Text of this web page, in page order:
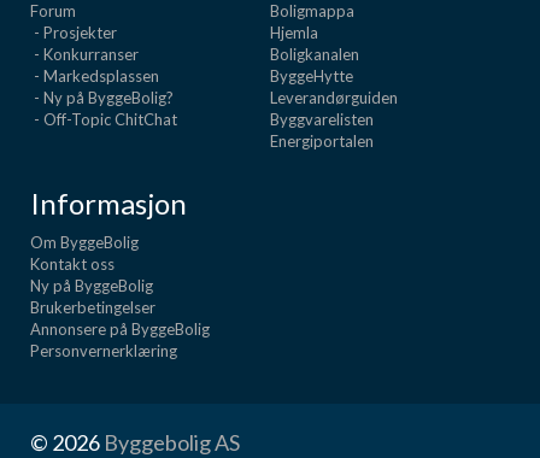
Forum
- Prosjekter
- Konkurranser
- Markedsplassen
- Ny på ByggeBolig?
- Off-Topic ChitChat
Boligmappa
Hjemla
Boligkanalen
ByggeHytte
Leverandørguiden
Byggvarelisten
Energiportalen
Informasjon
Om ByggeBolig
Kontakt oss
Ny på ByggeBolig
Brukerbetingelser
Annonsere på ByggeBolig
Personvernerklæring
© 2026 Byggebolig AS